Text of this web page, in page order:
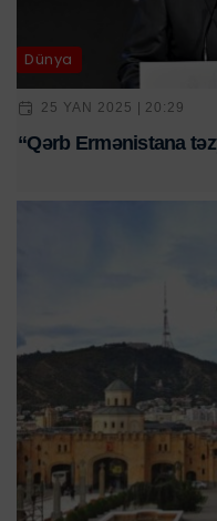
Dünya
25 YAN 2025 | 20:29
“Qərb Ermənistana